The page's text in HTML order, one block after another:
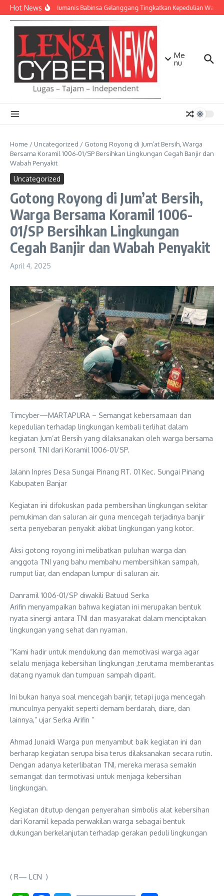
Lewati ke konten
Hot NewsPatroli Humanis Babinsa Gelanggang Tingkatkan Kepedulian
Me
nu
Home / Uncategorized / Gotong Royong di Jum’at Bersih, Warga
Bersama Koramil 1006-01/SP Bersihkan Lingkungan Cegah Banjir dan
Wabah Penyakit
Uncategorized
Gotong Royong di Jum’at Bersih,
Warga Bersama Koramil 1006-
01/SP Bersihkan Lingkungan
Cegah Banjir dan Wabah Penyakit
April 4, 2025
Timcyber—MARTAPURA – Semangat kebersamaan dan
kepedulian terhadap lingkungan kembali terlihat dalam
kegiatan Jum’at Bersih yang dilaksanakan oleh warga bersama
personil TNI dari Koramil 1006-01/SP.
Jalann Inpres Desa Sungai Pinang RT. 01 Kec. Sungai Pinang
Kabupaten Banjar
Kegiatan ini difokuskan pada pembersihan lingkungan sekitar
pemukiman dan saluran air guna mencegah terjadinya banjir
serta penyebaran penyakit akibat lingkungan yang kotor.
Aksi gotong royong ini melibatkan puluhan warga dan
anggota TNI yang bahu membahu membersihkan sampah,
rumput liar, dan endapan lumpur di saluran air.
Danramil 1006-01/SP diwakili Batuud Serka
Arifin menyampaikan bahwa kegiatan ini merupakan bentuk
nyata sinergi antara TNI dan masyarakat dalam menciptakan
lingkungan yang sehat dan nyaman.
“Kami hadir untuk mendukung dan memotivasi warga agar
selalu menjaga kebersihan lingkungan ,terutama memberantas
datang nyamuk dan tumpuan sampah diparit.
Ini bukan hanya soal mencegah banjir, tetapi juga mencegah
munculnya penyakit seperti demam berdarah, diare, dan
lainnya,” ujar Serka Arifin ”
Ahmad Junaidi Warga pun menyambut baik kegiatan ini dan
berharap kegiatan serupa bisa terus dilaksanakan secara rutin.
Dengan adanya keterlibatan TNI, mereka merasa semakin
semangat dan termotivasi untuk menjaga kebersihan
lingkungan.
Kegiatan ditutup dengan penyerahan simbolis alat kebersihan
dari Koramil kepada perwakilan warga sebagai bentuk
dukungan berkelanjutan terhadap gerakan peduli lingkungan
( R— LCN )